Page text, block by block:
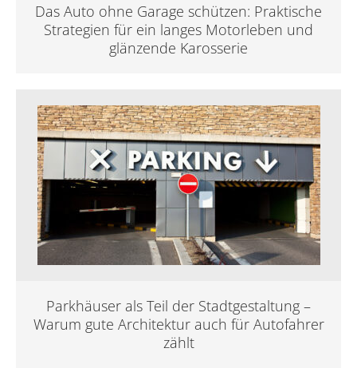
Das Auto ohne Garage schützen: Praktische
Strategien für ein langes Motorleben und
glänzende Karosserie
Parkhäuser als Teil der Stadtgestaltung –
Warum gute Architektur auch für Autofahrer
zählt